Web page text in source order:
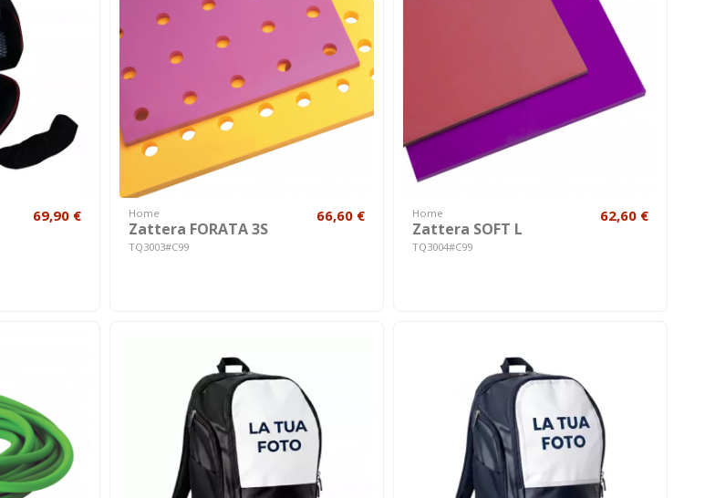
69,90 € Home
Zattera FORATA 3S
TQ3003#C99
66,60 € Home
Zattera SOFT L
TQ3004#C99
62,60 €